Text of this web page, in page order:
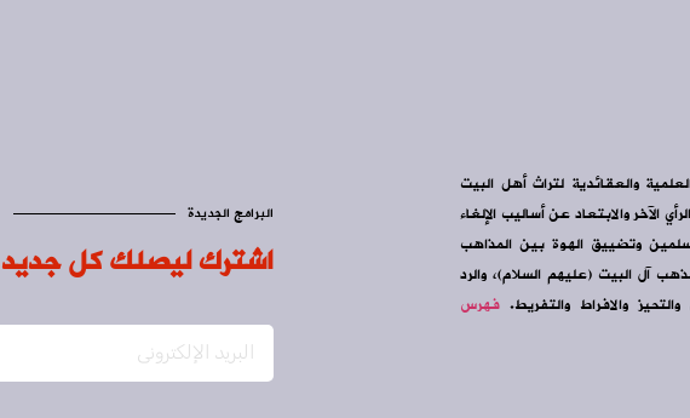
والعقائدية لتراث أهل البيت
الآخر والابتعاد عن أساليب الإلغاء
وتضييق الهوة بين المذاهب
آل البيت (عليهم السلام)، والرد
والافراط والتفريط. فهرس
البرامج الجديدة
اشترك ليصلك كل جديد